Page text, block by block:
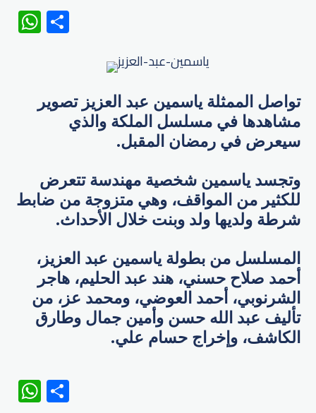
WhatsApp
تواصل الممثلة ياسمين عبد العزيز​ تصوير
مشاهدها في مسلسل ​الملكة والذي
سيعرض في رمضان المقبل.
وتجسد ياسمين شخصية مهندسة تتعرض
للكثير من المواقف، وهي متزوجة من ضابط
شرطة ولديها ولد وبنت خلال الأحداث.
المسلسل من بطولة ياسمين عبد العزيز،
أحمد صلاح حسني، هند عبد الحليم، هاجر
الشرنوبي، أحمد العوضي، ومحمد عز، من
تأليف عبد الله حسن وأمين جمال وطارق
الكاشف، وإخراج حسام علي.
WhatsApp